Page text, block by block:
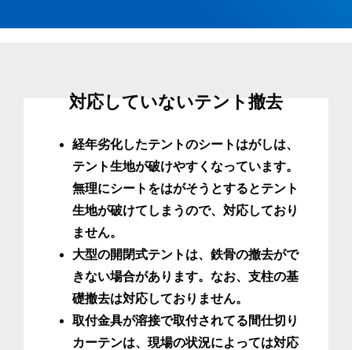
対応していないテント撤去
経年劣化したテントのシートはがしは、
テント生地が破けやすくなっています。
無理にシートをはがそうとするとテント
生地が破けてしまうので、対応しており
ません。
大型の開閉式テントは、鉄骨の撤去がで
きない場合があります。なお、支柱の基
礎撤去は対応しておりません。
取付金具が溶接で取付されてる間仕切り
カーテンは、現場の状況によっては対応